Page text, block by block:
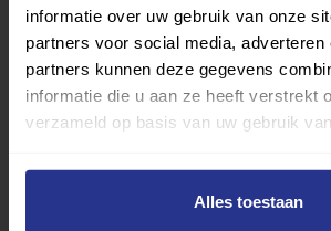
informatie over uw gebruik van onze
partners voor social media, adverteren
partners kunnen deze gegevens
informatie die u aan ze heeft verstrekt
verzameld op basis van uw gebruik
Alles toestaan